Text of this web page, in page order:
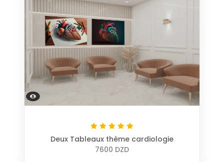
Deux Tableaux thème cardiologie
7600 DZD